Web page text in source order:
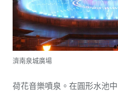
濟南泉城廣場
荷花音樂噴泉。在圓形水池